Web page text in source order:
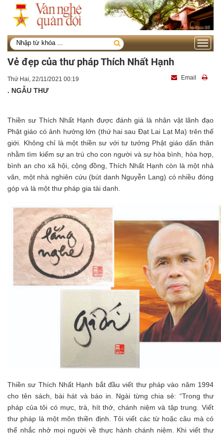
Toggle
Vẻ đẹp của thư pháp Thích Nhất Hạnh
Thứ Hai, 22/11/2021 00:19 Email
. NGẪU THƯ
Thiền sư Thích Nhất Hạnh được đánh giá là nhân vật lãnh đạo
Phật giáo có ảnh hưởng lớn (thứ hai sau Đạt Lai Lạt Ma) trên thế
giới. Không chỉ là một thiền sư với tư tưởng Phật giáo dấn thân
nhằm tìm kiếm sự an trú cho con người và sự hòa bình, hòa hợp,
bình an cho xã hội, cộng đồng, Thích Nhất Hạnh còn là một nhà
văn, một nhà nghiên cứu (bút danh Nguyễn Lang) có nhiều đóng
góp và là một thư pháp gia tài danh.
Thiền sư Thích Nhất Hạnh bắt đầu viết thư pháp vào năm 1994
cho tên sách, bài hát và báo in. Ngài từng chia sẻ: “Trong thư
pháp của tôi có mực, trà, hít thở, chánh niệm và tập trung. Viết
thư pháp là một môn thiền định. Tôi viết các từ hoặc câu mà có
thể nhắc nhở mọi người về thực hành chánh niệm. Khi viết thư